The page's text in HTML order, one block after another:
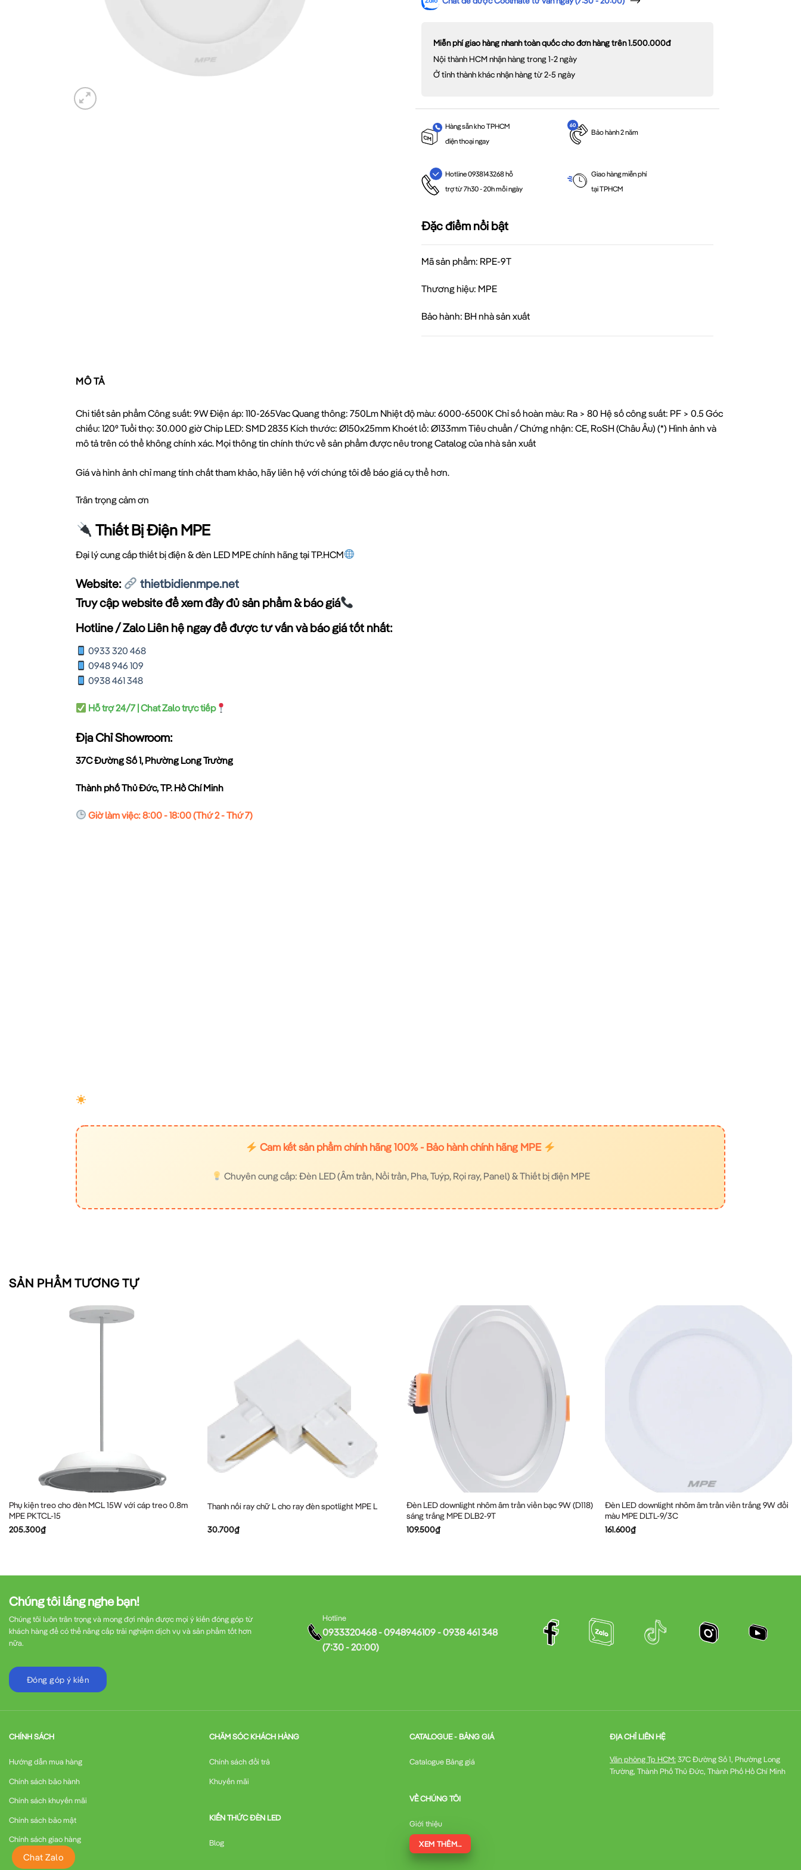
Miễn phí giao hàng nhanh toàn quốc cho đơn hàng trên 1.500.000đ
Nội thành HCM nhận hàng trong 1-2 ngày
Ở tỉnh thành khác nhận hàng từ 2-5 ngày
Hàng sẵn kho TPHCM
điện thoại ngay
Bảo hành 2 năm
Hotline 0938143268 hỗ
trợ từ 7h30 - 20h mỗi ngày
Giao hàng miễn phí
tại TPHCM
Đặc điểm nổi bật
Mã sản phẩm: RPE-9T
Thương hiệu: MPE
Bảo hành: BH nhà sản xuất
MÔ TẢ
Chi tiết sản phẩm Công suất: 9W Điện áp: 110-265Vac Quang thông: 750Lm Nhiệt độ màu: 6000-6500K Chỉ số hoàn màu: Ra > 80 Hệ số công suất: PF > 0.5 Góc
chiếu: 120⁰ Tuổi thọ: 30.000 giờ Chip LED: SMD 2835 Kích thước: Ø150x25mm Khoét lổ: Ø133mm Tiêu chuẩn / Chứng nhận: CE, RoSH (Châu Âu) (*) Hình ảnh và
mô tả trên có thể không chính xác. Mọi thông tin chính thức về sản phẩm được nêu trong Catalog của nhà sản xuất
Giá và hình ảnh chỉ mang tính chất tham khảo, hãy liên hệ với chúng tôi để báo giá cụ thể hơn.
Trân trọng cảm ơn
Thiết Bị Điện MPE
Đại lý cung cấp thiết bị điện & đèn LED MPE chính hãng tại TP.HCM
Website:
thietbidienmpe.net
Truy cập website để xem đầy đủ sản phẩm & báo giá
Hotline / Zalo Liên hệ ngay để được tư vấn và báo giá tốt nhất:
0933 320 468
0948 946 109
0938 461 348
Hỗ trợ 24/7 | Chat Zalo trực tiếp
Địa Chỉ Showroom:
37C Đường Số 1, Phường Long Trường
Thành phố Thủ Đức, TP. Hồ Chí Minh
Giờ làm việc: 8:00 - 18:00 (Thứ 2 - Thứ 7)
Cam kết sản phẩm chính hãng 100% - Bảo hành chính hãng MPE
Chuyên cung cấp: Đèn LED (Âm trần, Nổi trần, Pha, Tuýp, Rọi ray, Panel) & Thiết bị điện MPE
SẢN PHẨM TƯƠNG TỰ
Phụ kiện treo cho đèn MCL 15W với cáp treo 0.8m
MPE PKTCL-15
205.300₫
Thanh nối ray chữ L cho ray đèn spotlight MPE L
30.700₫
Đèn LED downlight nhôm âm trần viền bạc 9W (D118)
sáng trắng MPE DLB2-9T
109.500₫
Đèn LED downlight nhôm âm trần viền trắng 9W đổi
màu MPE DLTL-9/3C
161.600₫
Chúng tôi lắng nghe bạn!
Chúng tôi luôn trân trọng và mong đợi nhận được mọi ý kiến đóng góp từ
khách hàng để có thể nâng cấp trải nghiệm dịch vụ và sản phẩm tốt hơn
nữa.
Đóng góp ý kiến
Hotline
0933320468 - 0948946109 - 0938 461 348
(7:30 - 20:00)
CHÍNH SÁCH
Hướng dẫn mua hàng
Chính sách bảo hành
Chính sách khuyến mãi
Chính sách bảo mật
Chính sách giao hàng
CHĂM SÓC KHÁCH HÀNG
Chính sách đổi trả
Khuyến mãi
KIẾN THỨC ĐÈN LED
Blog
CATALOGUE - BẢNG GIÁ
Catalogue Bảng giá
VỀ CHÚNG TÔI
Giới thiệu
XEM THÊM...
ĐỊA CHỈ LIÊN HỆ
Văn phòng Tp HCM:37C Đường Số 1, Phường Long
Trường, Thành Phố Thủ Đức, Thành Phố Hồ Chí Minh
Chat Zalo